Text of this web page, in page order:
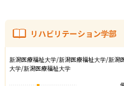
リハビリテーション学部
新潟医療福祉大学/新潟医療福祉大学/新潟
大学/新潟医療福祉大学